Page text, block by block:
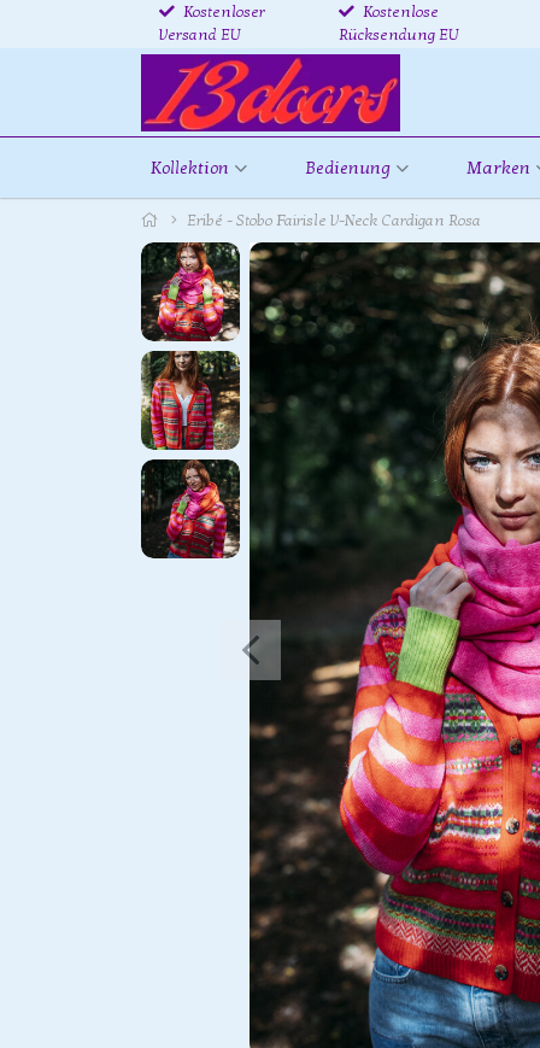
Kostenloser
Versand EU
Kostenlose
Rücksendung EU
Kollektion Bedienung Marken
Eribé - Stobo Fairisle V-Neck Cardigan Rosa